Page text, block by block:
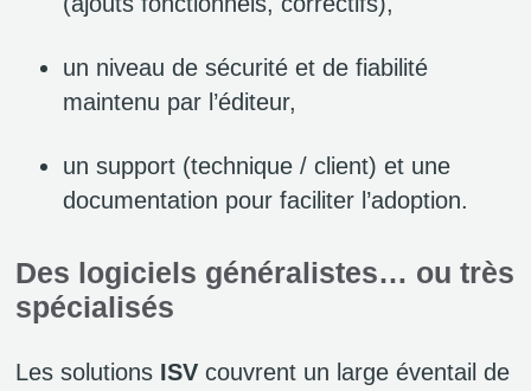
un niveau de sécurité et de fiabilité
maintenu par l’éditeur,
un support (technique / client) et une
documentation pour faciliter l’adoption.
Des logiciels généralistes… ou très
spécialisés
Les solutions ISV couvrent un large éventail de